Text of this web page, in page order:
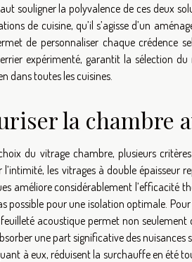
souligner la polyvalence de ces deux
de cuisine, qu’il s’agisse d’un
de personnaliser chaque crédence
expérimenté, garantit la sélection
dans toutes les cuisines.
la chambre
du vitrage chambre, plusieurs
l’intimité, les vitrages à double
améliore considérablement l’efficacité
possible pour une isolation optimale.
acoustique permet non
une part significative des
à eux, réduisent la surchauffe en été